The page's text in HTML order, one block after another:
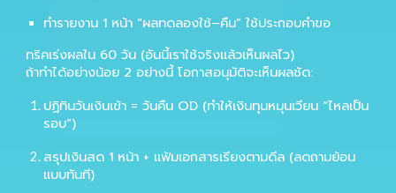
ทำรายงาน 1 หน้า “ผลทดลองใช้–คืน” ใช้ประกอบคำขอ
ทริคเร่งผลใน 60 วัน (อันนี้เราใช้จริงแล้วเห็นผลไว)
ถ้าทำได้อย่างน้อย 2 อย่างนี้ โอกาสอนุมัติจะเห็นผลชัด:
ปฏิทินวันเงินเข้า = วันคืน OD (ทำให้เงินทุนหมุนเวียน “ไหลเป็น
รอบ”)
สรุปเงินสด 1 หน้า + แฟ้มเอกสารเรียงตามดีล (ลดถามย้อน
แบบทันที)